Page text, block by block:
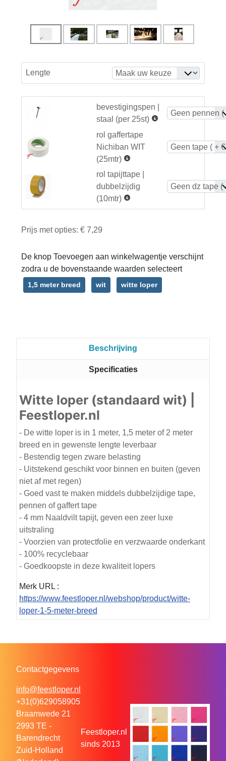
Lengte
bevestigingspen |
staal (per 25st)
rol gaffertape
Nichiban WIT
(25mtr)
rol tapijttape |
dubbelzijdig
(10mtr)
Prijs met opties: € 7,29
De knop Toevoegen aan winkelwagentje verschijnt
zodra u de bovenstaande waarden selecteert
1,5 meter breed wit witte loper
Beschrijving
Specificaties
Witte loper (standaard wit) |
Feestloper.nl
- De witte loper is in 1 meter, 1,5 meter of 2 meter
breed en in gewenste lengte leverbaar
- Bestendig tegen zware belasting
- Uitstekend geschikt voor binnen en buiten (geven
niet af met regen)
- Goed vast te maken middels dubbelzijdige tape,
pennen of gaffert tape
- 4 mm Naaldvilt tapijt, geven een zeer luxe
uitstraling
- Voorzien van protectfolie en verzwaarde onderkant
- 100% recyclebaar
- Goedkoopste in deze kwaliteit lopers
Merk URL :
https://www.feestloper.nl/webshop/product/witte-
loper-1-5-meter-breed
Contactgegevens
info@feestloper.nl
+31(0)629058905
Braamwede 21
2993 TE -
Barendrecht
Zuid-Holland
Feestloper.nl
sinds 2013